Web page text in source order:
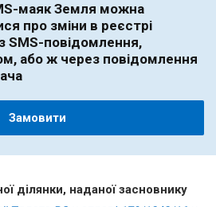
маяк Земля можна
про зміни в реєстрі
SMS-повідомлення,
або ж через повідомлення
Замовити
ділянки, наданої засновнику